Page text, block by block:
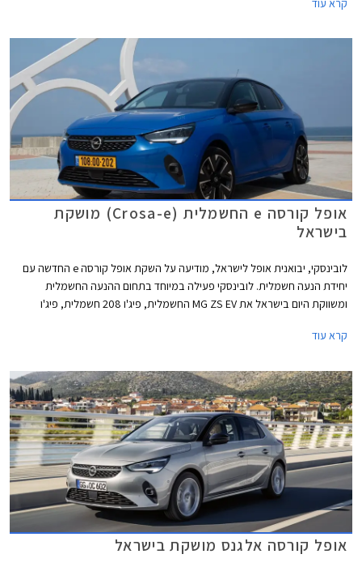
קרא עוד
אופל קורסה e החשמלית (Crosa-e) מושקת
בישראל
לובינסקי, יבואנית אופל לישראל, מודיעה על השקת אופל קורסה e החדשה עם
יחידת הנעה חשמלית. לובינסקי פעילה במיוחד בתחום ההנעה החשמלית
ומשווקת היום בישראל את MG ZS EV החשמלית, פיג'ו 208 חשמלית, פיג'ו
קרא עוד
אופל קורסה אלגנס מושקת בישראל